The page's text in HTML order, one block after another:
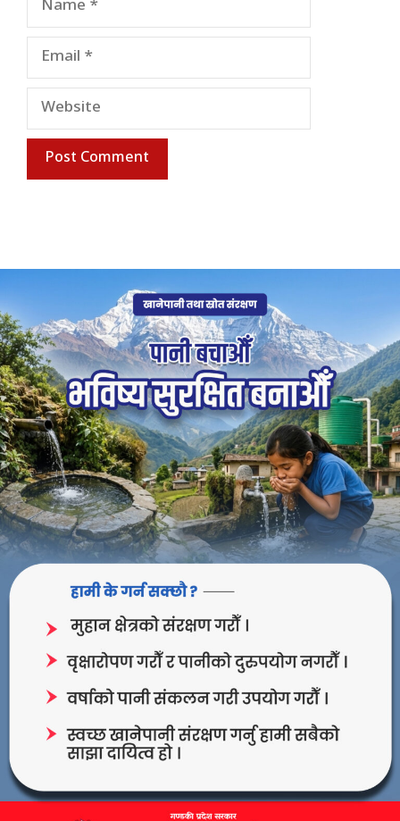
Email
Website